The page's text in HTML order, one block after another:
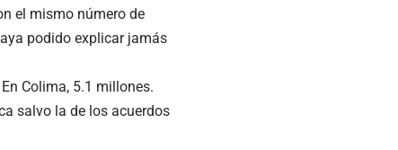
el mismo número de
podido explicar jamás
Colima, 5.1 millones.
salvo la de los acuerdos